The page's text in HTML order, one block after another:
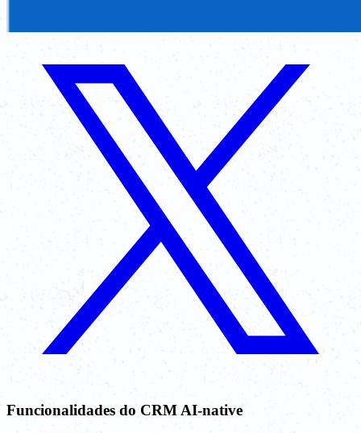
Funcionalidades do CRM AI-native